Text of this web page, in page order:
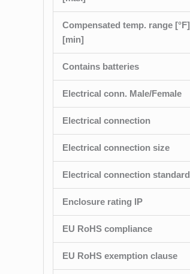
Compensated temp. range [°F]
[min]
Contains batteries
Electrical conn. Male/Female
Electrical connection
Electrical connection size
Electrical connection standard
Enclosure rating IP
EU RoHS compliance
EU RoHS exemption clause